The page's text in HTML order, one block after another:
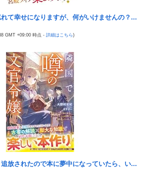
ムメイトに
レラチーズを巡ってスーパー店員とバトル
育ても無理」←これって本当にガチのマジ
て面白いA+ARTがたくさんあって楽しかっ
ガンダムSEEDクライマックス」導入記
いキャンペーンが始まる。当たりやすい状
か！？
赤字、「史上初のマイナスキャッシュフロ
だったのか…」 日本の普通のテレビ番組が
行っていたと話題に
ぱり本場のジンギスカンは美味い！」道民
嫌われているの？」日本生活9年目で明か
じわと逝き始める
こんなレ●プ魔が潜んでるとかマジかよ…
」
ローンをネット発射装置で撃墜するウクラ
る日本の土木技術の完全勝利をご覧くださ
・・・」「あれがまさに経験値である」
て幸せになりますが、何がいけませんの？...
GMT +09:00 時点 - 詳細はこちら)
放されたので本に夢中になっていたら、い...